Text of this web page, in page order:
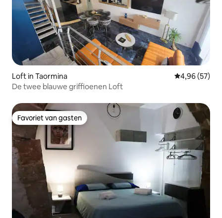
Loft in Taormina Gemiddelde
4,96 (57)
De twee blauwe griffioenen Loft
Favoriet van gasten
Favoriet van gasten